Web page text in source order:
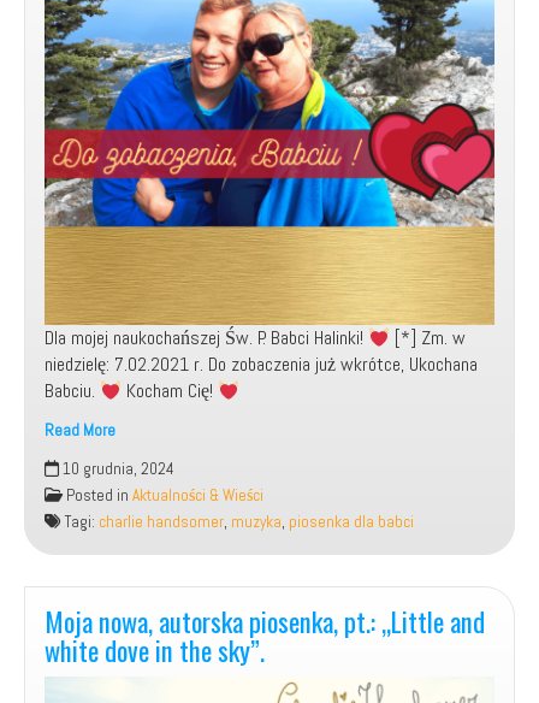
Dla mojej naukochańszej Św. P. Babci Halinki!
[*] Zm. w
niedzielę: 7.02.2021 r. Do zobaczenia już wkrótce, Ukochana
Babciu.
Kocham Cię!
Read More
[*]
Moja
autorska
piosenka
pożegnalna,
pt.:
„Do
zobaczenia,
Babciu”.
10 grudnia, 2024
Posted in Aktualności & Wieści
Tagi: charlie handsomer, muzyka, piosenka dla babci
Moja nowa, autorska piosenka, pt.: „Little and
white dove in the sky”.